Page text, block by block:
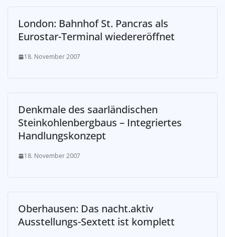
London: Bahnhof St. Pancras als
Eurostar-Terminal wiedereröffnet
18. November 2007
Denkmale des saarländischen
Steinkohlenbergbaus – Integriertes
Handlungskonzept
18. November 2007
Oberhausen: Das nacht.aktiv
Ausstellungs-Sextett ist komplett